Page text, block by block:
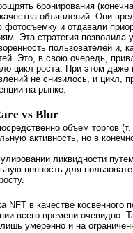
бронирования
объявлений. Они
и отдавали
Эта стратегия позволила
пользователей и,
Это, в свою очередь,
цикл роста. При этом
не снизилось, и цикл,
на рынке.
vs Blur
объем торгов
активность, но в
ликвидности
ценность для
в качестве косвенного
всего времени очевидно.
умеренно и на